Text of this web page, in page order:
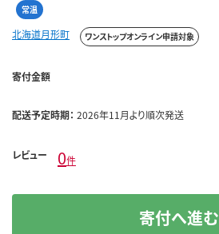
常温
北海道月形町 ワンストップオンライン申請対象
寄付金額
配送予定時期： 2026年11月より順次発送
レビュー 0件
寄付へ進む